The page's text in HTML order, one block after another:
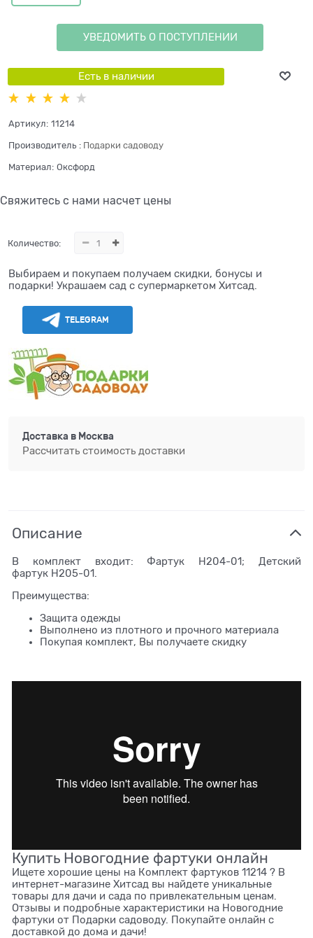
УВЕДОМИТЬ О ПОСТУПЛЕНИИ
Есть в наличии
Артикул: 11214
Производитель : Подарки садоводу
Материал: Оксфорд
Свяжитесь с нами насчет цены
Количество:
Выбираем и покупаем получаем скидки, бонусы и
подарки! Украшаем сад с супермаркетом Хитсад.
TELEGRAM
Доставка в Москва
Рассчитать стоимость доставки
Описание
В комплект входит: Фартук H204-01; Детский
фартук H205-01.
Преимущества:
Защита одежды
Выполнено из плотного и прочного материала
Покупая комплект, Вы получаете скидку
Купить Новогодние фартуки онлайн
Ищете хорошие цены на Комплект фартуков 11214 ? В
интернет-магазине Хитсад вы найдете уникальные
товары для дачи и сада по привлекательным ценам.
Отзывы и подробные характеристики на Новогодние
фартуки от Подарки садоводу. Покупайте онлайн с
доставкой до дома и дачи!